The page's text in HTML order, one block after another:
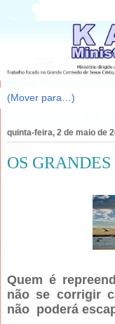
quinta-feira, 2 de maio de
OS
Quem é
não se corrigir
não poderá